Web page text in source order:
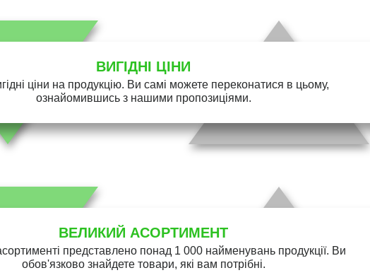
ВИГІДНІ ЦІНИ
ціни на продукцію. Ви самі можете переконатися в цьому,
ознайомившись з нашими пропозиціями.
ВЕЛИКИЙ АСОРТИМЕНТ
представлено понад 1 000 найменувань продукції. Ви
обов'язково знайдете товари, які вам потрібні.